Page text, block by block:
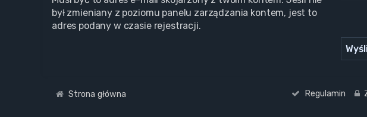
był zmieniany z poziomu panelu zarządzania kontem, jest to
adres podany w czasie rejestracji.
Strona główna Regulamin